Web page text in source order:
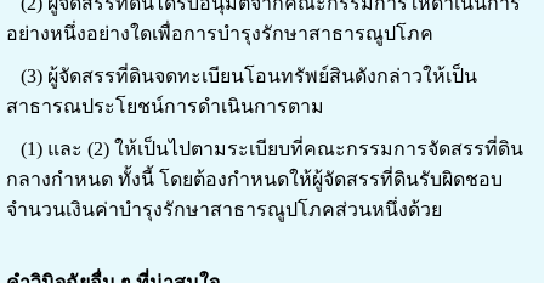
อย่างหนึ่งอย่างใดเพื่อการบำรุงรักษาสาธารณูปโภค
(3) ผู้จัดสรรที่ดินจดทะเบียนโอนทรัพย์สินดังกล่าวให้เป็น
สาธารณประโยชน์การดำเนินการตาม
(1) และ (2) ให้เป็นไปตามระเบียบที่คณะกรรมการจัดสรรที่ดิน
กลางกำหนด ทั้งนี้ โดยต้องกำหนดให้ผู้จัดสรรที่ดินรับผิดชอบ
จำนวนเงินค่าบำรุงรักษาสาธารณูปโภคส่วนหนึ่งด้วย